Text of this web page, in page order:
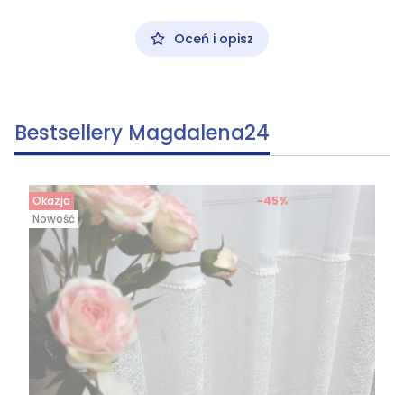
Oceń i opisz
Bestsellery Magdalena24
Okazja
Nowość
-45%